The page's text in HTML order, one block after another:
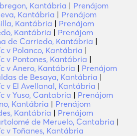
Kantábria | Prenájom
Kantábria | Prenájom
Kantábria | Prenájom
Kantábria | Prenájom
de Carriedo, Kantábria |
v Polanco, Kantábria |
v Pontones, Kantábria |
v Anero, Kantábria | Prenájom
de Besaya, Kantábria |
v El Avellanal, Kantábria |
v Yuso, Cantabria | Prenájom
Kantábria | Prenájom
Kantábria | Prenájom
de Meruelo, Cantabria |
v Toñanes, Kantábria